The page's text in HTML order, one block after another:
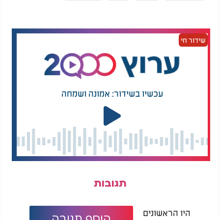
צה"ל. "אין מדובר בקשיים
מכוונת".
ההסכם - ומה שלא קוים: חמאס התחייב
להשיב את כלל החללים תוך 72 שעות
ההסכם הנוכחי מול חמאס קובע כי עליו להשיב את
בתחילת ההסכם. נכון לשעות הערב נותרו
חטופיםברצועת עזה.
המלצות נוספות
שידור חי
עכשיו בשידור: אמונה ושמחה
תגובות
היו הראשונים